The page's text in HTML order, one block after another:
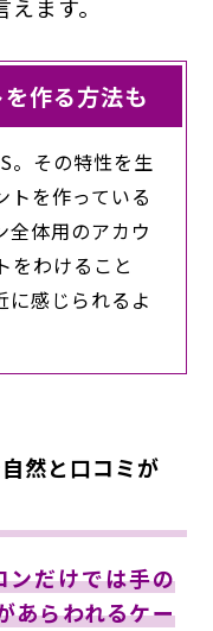
ます。
作る方法も
。その特性を生
トを作っている
全体用のアカウ
をわけること
に感じられるよ
然と口コミが
ンだけでは手の
あらわれるケー